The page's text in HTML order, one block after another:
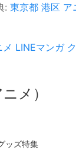
: 東京都 港区 ア
LINEマンガ
メ）
ッズ特集